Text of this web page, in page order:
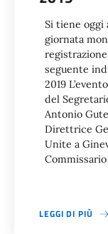
Si tiene oggi
giornata
seguente
2019
del
Antonio
Direttrice
Unite a
LEGGI DI PIÙ